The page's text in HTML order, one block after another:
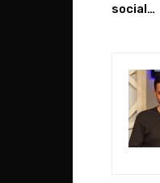
social…